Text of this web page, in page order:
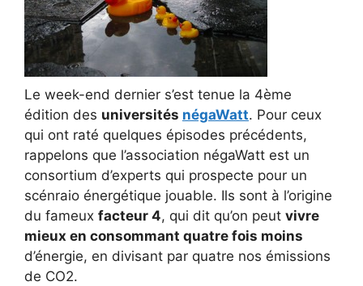
Le week-end dernier s’est tenue la 4ème
édition des universités négaWatt. Pour ceux
qui ont raté quelques épisodes précédents,
rappelons que l’association négaWatt est un
consortium d’experts qui prospecte pour un
scénraio énergétique jouable. Ils sont à l’origine
du fameux facteur 4, qui dit qu’on peut vivre
mieux en consommant quatre fois moins
d’énergie, en divisant par quatre nos émissions
de CO2.